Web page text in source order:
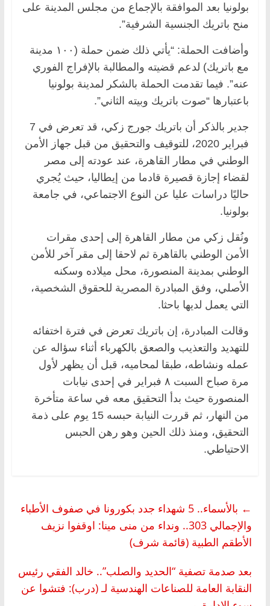
بولونيا بعد الموافقة بالإجماع من مجلس المدينة على
منح باتريك الجنسية الشرفية”.
وأضافت الحملة: “يأتي ذلك ضمن حملة (١٠٠ مدينة
مع باتريك) لدعم قضيته والمطالبة بالإفراج الفوري
عنه”. فيما تقدمت الحملة بالشكر لمدينة بولونيا
باعتبارها “صوت باتريك وبيته الثاني”.
جدير بالذكر أن باتريك جورج زكي، قد تعرض في 7
فبراير 2020، للتوقيف والتحقيق من قبل جهاز الأمن
الوطني في مطار القاهرة، عند عودته إلى مصر
لقضاء إجازة قصيرة قادما من إيطاليا، حيث يُجري
حاليًا دراسات عليا عن النوع الاجتماعي، في جامعة
بولونيا.
ونُقل زكي من مطار القاهرة إلى إحدى مقرات
الأمن الوطني بالقاهرة ثم لاحقا إلى مقر آخر للأمن
الوطني بمدينة المنصورة، محل ميلاده وسكنه
الأصلي، وفق المبادرة المصرية للحقوق الشخصية،
التي يعمل لديها باحثا.
وقالت المبادرة، إن باتريك تعرض في فترة اختفائه
للتهديد والتعذيب والصعق بالكهرباء أثناء سؤاله عن
عمله ونشاطه، طبقا لمحاميه، قبل أن يظهر لأول
مرة صباح السبت ٨ فبراير في إحدى نيابات
المنصورة حيث بدأ التحقيق معه في ساعة متأخرة
من النهار، ثم قررت النيابة حبسه 15 يوم على ذمة
التحقيق، ومنذ ذلك الحين وهو رهن الحبس
الاحتياطي.
←
بالأسماء.. 5 شهداء جدد بكورونا في صفوف الأطباء
والإجمالي 303.. ونداء من منى مينا: اوقفوا نزيف
الأطقم الطبية (قائمة شرف)
بعد صدمة تصفية “الحديد والصلب”.. خالد الفقي رئيس
النقابة العامة للصناعات الهندسية لـ (درب): فتشوا عن